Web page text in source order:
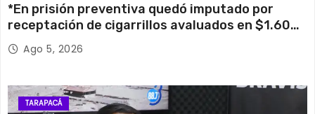
*En prisión preventiva quedó imputado por
receptación de cigarrillos avaluados en $1.600
millones*
Ago 5, 2026
TARAPACÁ